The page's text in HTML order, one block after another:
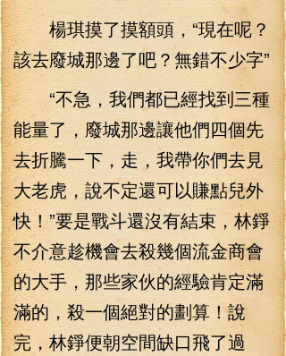
楊琪摸了摸額頭，“現在呢？
該去廢城那邊了吧？無錯不少字”
“不急，我們都已經找到三種
能量了，廢城那邊讓他們四個先
去折騰一下，走，我帶你們去見
大老虎，說不定還可以賺點兒外
快！”要是戰斗還沒有結束，林錚
不介意趁機會去殺幾個流金商會
的大手，那些家伙的經驗肯定滿
滿的，殺一個絕對的劃算！說
完，林錚便朝空間缺口飛了過